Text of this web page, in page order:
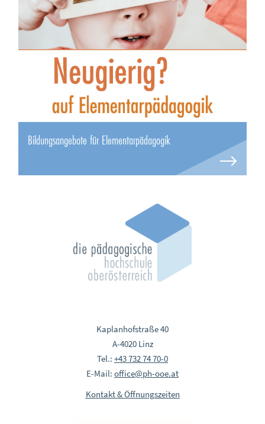
Bildungsangebote für Elementarpädagogik
Kaplanhofstraße 40
A-4020 Linz
Tel.: +43 732 74 70-0
E-Mail: office@ph-ooe.at
Kontakt & Öffnungszeiten